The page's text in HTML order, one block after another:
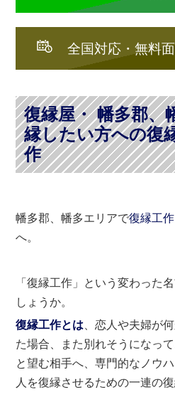
全国対応・無料
復縁屋・ 幡多郡、
縁したい方への復
作
幡多郡、幡多エリアで復縁工作
へ。
「復縁工作」という変わった
しょうか。
復縁工作とは 、恋人や夫婦が
た場合、また別れそうになっ
と望む相手へ、専門的なノウ
人を復縁させるための一連の